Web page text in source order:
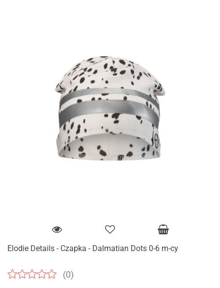
Elodie Details - Czapka - Dalmatian Dots 0-6 m-cy
(0)